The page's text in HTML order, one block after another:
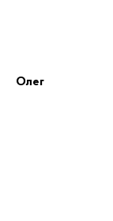
Олег